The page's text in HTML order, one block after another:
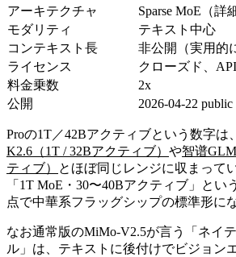
アーキテクチャ
Sparse MoE（詳
モダリティ
テキスト中心
コンテキスト長
非公開（実用的
ライセンス
クローズド、
料金乗数
2x
公開
2026-04-22 public
Proの1T／42Bアクティブという数字は
K2.6（1T / 32Bアクティブ） や智谱
ティブ）
とほぼ同じレンジに収まってい
「1T MoE・30〜40Bアクティブ」とい
点で中華系フラッグシップの標準形に
なお通常版のMiMo-V2.5が言う「ネイ
ル」は、テキストに後付けでビジョン